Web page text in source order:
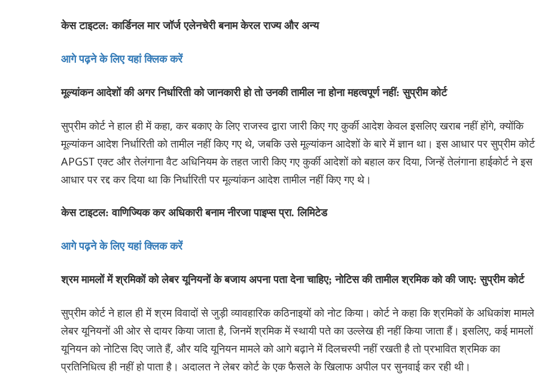
केस टाइटल: कार्डिनल मार जॉर्ज एलेनचेरी बनाम केरल राज्य और अन्य
आगे पढ़ने के लिए यहां क्लिक करें
मूल्यांकन आदेशों की अगर निर्धारिती को जानकारी हो तो उनकी तामील ना होना महत्वपूर्ण नहीं: सुप्रीम कोर्ट
सुप्रीम कोर्ट ने हाल ही में कहा, कर बकाए के लिए राजस्व द्वारा जारी किए गए कुर्की आदेश केवल इसलिए खराब नहीं होंगे, क्योंकि
मूल्यांकन आदेश निर्धारिती को तामील नहीं किए गए थे, जबकि उसे मूल्यांकन आदेशों के बारे में ज्ञान था। इस आधार पर सुप्रीम
APGST एक्ट और तेलंगाना वैट अधिनियम के तहत जारी किए गए कुर्की आदेशों को बहाल कर दिया, जिन्हें तेलंगाना ‌हाईकोर्ट ने इस
आधार पर रद्द कर दिया था कि निर्धारिती पर मूल्यांकन आदेश तामील नहीं किए गए थे।
केस टाइटल: वाणिज्यिक कर अधिकारी बनाम नीरजा पाइप्स प्रा. लिमिटेड
आगे पढ़ने के लिए यहां क्लिक करें
श्रम मामलों में श्रमिकों को लेबर यूनियनों के बजाय अपना पता देना चाहिए; नोटिस की तामील श्रमिक को की जाए: सुप्रीम कोर्ट
सुप्रीम कोर्ट ने हाल ही में श्रम विवादों से जुड़ी व्यावहारिक कठिनाइयों को नोट किया। कोर्ट ने कहा कि श्रमिकों के अधिकांश मामले
लेबर यूनियनों अी ओर से दायर किया जाता है, जिनमें श्रमिक में स्थायी पते का उल्लेख ही नहीं किया जाता हैं। इसलिए, कई
यूनियन को नोटिस दिए जाते हैं, और यदि यूनियन मामले को आगे बढ़ाने में दिलचस्पी नहीं रखती है तो प्रभावित श्रमिक का
प्रतिनि‌धित्व ही नहीं हो पाता है। अदालत ने लेबर कोर्ट के एक फैसले के खिलाफ अपील पर सुनवाई कर रही थी।